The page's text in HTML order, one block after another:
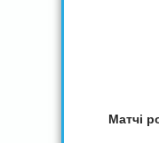
Матчі